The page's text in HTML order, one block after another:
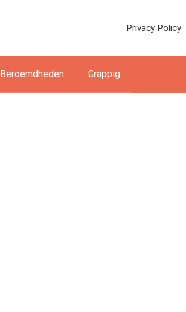
Privacy Policy
Beroemdheden Grappig